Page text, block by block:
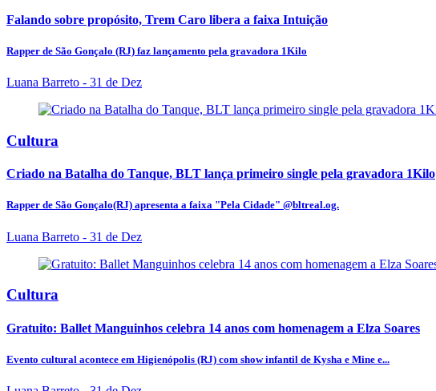
Falando sobre propósito, Trem Caro libera a faixa Intuição
Rapper de São Gonçalo (RJ) faz lançamento pela gravadora 1Kilo
Luana Barreto - 31 de Dez
Cultura
Criado na Batalha do Tanque, BLT lança primeiro single pela gravadora 1Kilo
Rapper de São Gonçalo(RJ) apresenta a faixa "Pela Cidade" @bltreal.og.
Luana Barreto - 31 de Dez
Cultura
Gratuito: Ballet Manguinhos celebra 14 anos com homenagem a Elza Soares
Evento cultural acontece em Higienópolis (RJ) com show infantil de Kysha e Mine e...